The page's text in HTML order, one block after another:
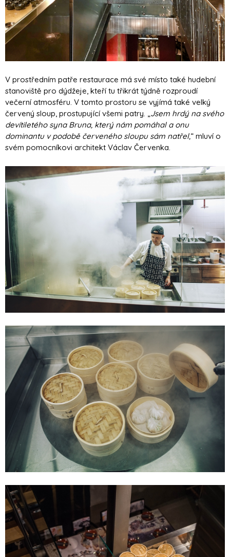
V prostředním patře restaurace má své místo také hudební
stanoviště pro dýdžeje, kteří tu třikrát týdně rozproudí
večerní atmosféru. V tomto prostoru se vyjímá také velký
červený sloup, prostupující všemi patry. „Jsem hrdý na svého
devítiletého syna Bruna, který nám pomáhal a onu
dominantu v podobě červeného sloupu sám natřel,“ mluví o
svém pomocníkovi architekt Václav Červenka.